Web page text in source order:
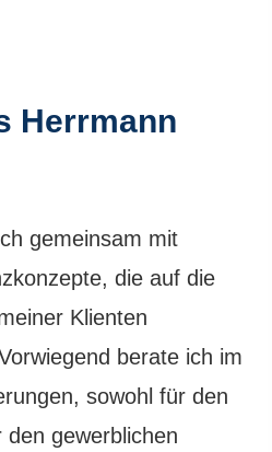
Herrmann
gemeinsam mit
die auf die
Klienten
berate ich im
sowohl für den
gewerblichen